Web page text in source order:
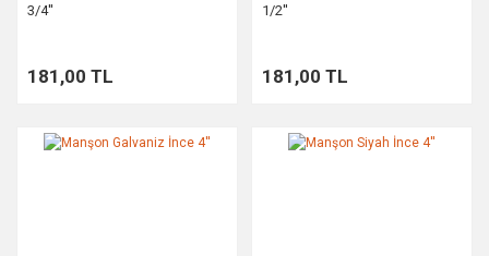
3/4''
181,00 TL
1/2''
181,00 TL